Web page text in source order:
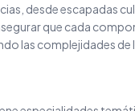
desde escapadas
que cada
las complejidades de